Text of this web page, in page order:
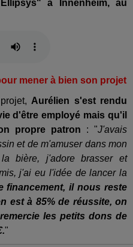
à Innenheim, au
mener à bien son projet
Aurélien s'est rendu
d'être employé mais qu'il
propre patron : "J'avais
et de m'amuser dans mon
bière, j'adore brasser et
j'ai eu l'idée de lancer la
financement, il nous reste
est à 85% de réussite, on
les petits dons de
"